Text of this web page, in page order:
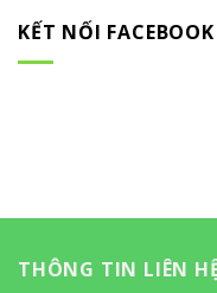
Hàng trăm nhà nông
niềm tin vào giá trị
trị cho mỗi sản phẩm